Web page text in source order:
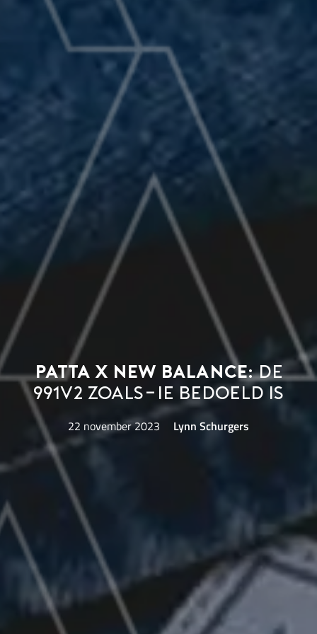
Patta x New Balance:de
991v2 zoals-ie bedoeld is
22 november 2023 Lynn Schurgers